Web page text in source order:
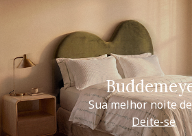
Sua melhor noite
Deite-se